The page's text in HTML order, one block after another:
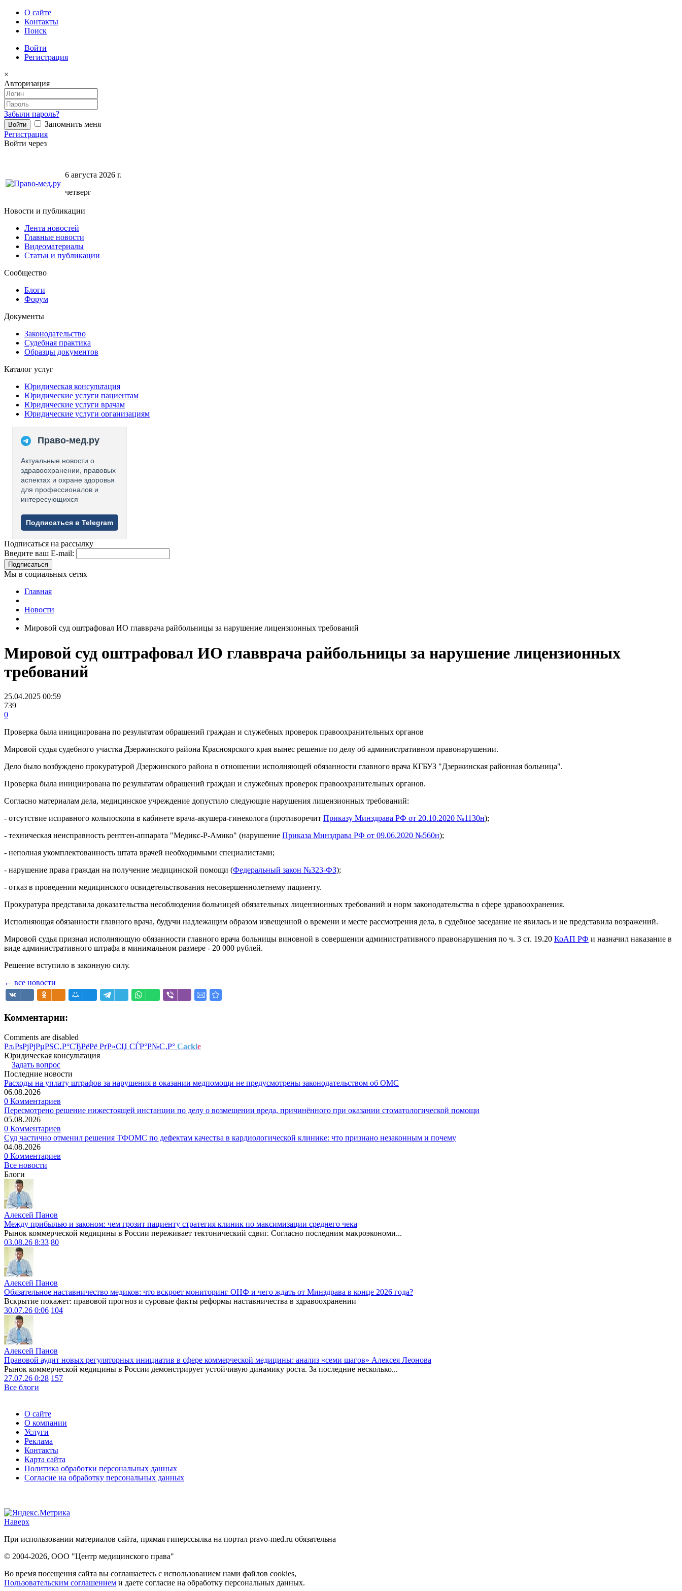
О сайте
Контакты
Поиск
Войти
Регистрация
×
Авторизация
Забыли пароль?
Запомнить меня
Регистрация
Войти через
6 августа 2026 г.
четверг
Новости и публикации
Лента новостей
Главные новости
Видеоматериалы
Статьи и публикации
Сообщество
Блоги
Форум
Документы
Законодательство
Судебная практика
Образцы документов
Каталог услуг
Юридическая консультация
Юридические услуги пациентам
Юридические услуги врачам
Юридические услуги организациям
Право-мед.ру
Актуальные новости о
здравоохранении, правовых
аспектах и охране здоровья
для профессионалов и
интересующихся
Подписаться в Telegram
Подписаться на рассылку
Введите ваш E-mail:
Подписаться
Мы в социальных сетях
Главная
Новости
Мировой суд оштрафовал ИО главврача райбольницы за нарушение лицензионных требований
Мировой суд оштрафовал ИО главврача райбольницы за нарушение лицензионных
требований
25.04.2025 00:59
739
0
Проверка была инициирована по результатам обращений граждан и служебных проверок правоохранительных органов
Мировой судья судебного участка Дзержинского района Красноярского края вынес решение по делу об административном правонарушении.
Дело было возбуждено прокуратурой Дзержинского района в отношении исполняющей обязанности главного врача КГБУЗ "Дзержинская районная больница".
Проверка была инициирована по результатам обращений граждан и служебных проверок правоохранительных органов.
Согласно материалам дела, медицинское учреждение допустило следующие нарушения лицензионных требований:
- отсутствие исправного кольпоскопа в кабинете врача-акушера-гинеколога (противоречит Приказу Минздрава РФ от 20.10.2020 №1130н);
- техническая неисправность рентген-аппарата "Медикс-Р-Амико" (нарушение Приказа Минздрава РФ от 09.06.2020 №560н);
- неполная укомплектованность штата врачей необходимыми специалистами;
- нарушение права граждан на получение медицинской помощи (Федеральный закон №323-ФЗ);
- отказ в проведении медицинского освидетельствования несовершеннолетнему пациенту.
Прокуратура представила доказательства несоблюдения больницей обязательных лицензионных требований и норм законодательства в сфере здравоохранения.
Исполняющая обязанности главного врача, будучи надлежащим образом извещенной о времени и месте рассмотрения дела, в судебное заседание не явилась и не представила возражений.
Мировой судья признал исполняющую обязанности главного врача больницы виновной в совершении административного правонарушения по ч. 3 ст. 19.20 КоАП РФ и назначил наказание в
виде административного штрафа в минимальном размере - 20 000 рублей.
Решение вступило в законную силу.
← все новости
Комментарии:
Comments are disabled
РљРѕРјРјРµРЅС‚Р°СЂРёРё РґР»СЏ СЃР°Р№С‚Р° Cackle
Юридическая консультация
Задать вопрос
Последние новости
Расходы на уплату штрафов за нарушения в оказании медпомощи не предусмотрены законодательством об ОМС
06.08.2026
0 Комментариев
Пересмотрено решение нижестоящей инстанции по делу о возмещении вреда, причинённого при оказании стоматологической помощи
05.08.2026
0 Комментариев
Суд частично отменил решения ТФОМС по дефектам качества в кардиологической клинике: что признано незаконным и почему
04.08.2026
0 Комментариев
Все новости
Блоги
Алексей Панов
Между прибылью и законом: чем грозит пациенту стратегия клиник по максимизации среднего чека
Рынок коммерческой медицины в России переживает тектонический сдвиг. Согласно последним макроэкономи...
03.08.26 8:33 80
Алексей Панов
Обязательное наставничество медиков: что вскроет мониторинг ОНФ и чего ждать от Минздрава в конце 2026 года?
Вскрытие покажет: правовой прогноз и суровые факты реформы наставничества в здравоохранении
30.07.26 0:06 104
Алексей Панов
Правовой аудит новых регуляторных инициатив в сфере коммерческой медицины: анализ «семи шагов» Алексея Леонова
Рынок коммерческой медицины в России демонстрирует устойчивую динамику роста. За последние несколько...
27.07.26 0:28 157
Все блоги
О сайте
О компании
Услуги
Реклама
Контакты
Карта сайта
Политика обработки персональных данных
Согласие на обработку персональных данных
Наверх
При использовании материалов сайта, прямая гиперссылка на портал pravo-med.ru обязательна
© 2004-2026, ООО "Центр медицинского права"
Во время посещения сайта вы соглашаетесь с использованием нами файлов cookies,
Пользовательским соглашением и даете согласие на обработку персональных данных.